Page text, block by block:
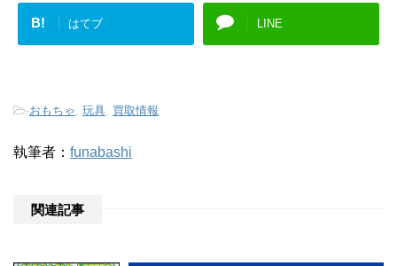
B! はてブ LINE
-おもちゃ 玩具 買取情報
執筆者： funabashi
関連記事